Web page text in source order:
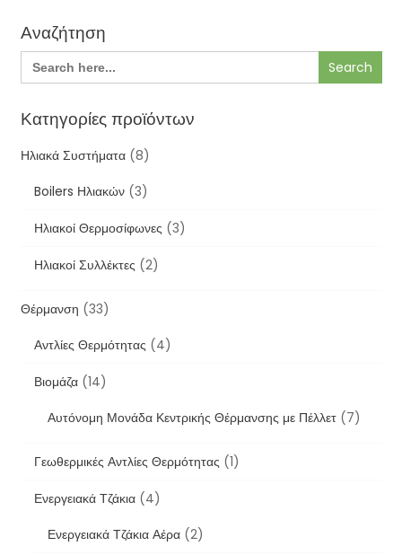
Αναζήτηση
Search
for:
Κατηγορίες προϊόντων
Ηλιακά Συστήματα (8)
Boilers Ηλιακών (3)
Ηλιακοί Θερμοσίφωνες (3)
Ηλιακοί Συλλέκτες (2)
Θέρμανση (33)
Αντλίες Θερμότητας (4)
Βιομάζα (14)
Αυτόνομη Μονάδα Κεντρικής Θέρμανσης με Πέλλετ (7)
Γεωθερμικές Αντλίες Θερμότητας (1)
Ενεργειακά Τζάκια (4)
Ενεργειακά Τζάκια Αέρα (2)